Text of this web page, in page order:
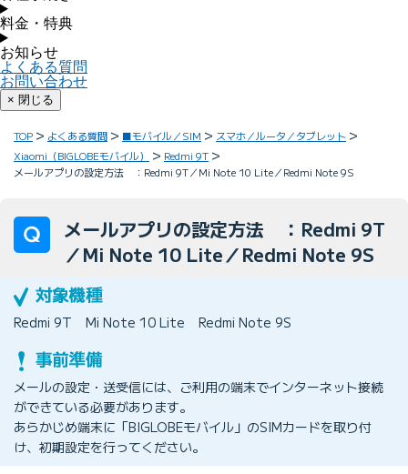
料金・特典
お知らせ
よくある質問
お問い合わせ
× 閉じる
TOP よくある質問 ■モバイル／SIM
スマホ／ルータ／タブレット
Xiaomi（BIGLOBEモバイル）
Redmi 9T
メールアプリの設定方法 ：Redmi 9T／Mi Note 10 Lite／Redmi Note 9S
メールアプリの設定方法 ：Redmi 9T
／Mi Note 10 Lite／Redmi Note 9S
Redmi 9T Mi Note 10 Lite Redmi Note 9S
メールの設定・送受信には、ご利用の端末でインターネット接続
ができている必要があります。
あらかじめ端末に「BIGLOBEモバイル」のSIMカードを取り付
け、初期設定を行ってください。